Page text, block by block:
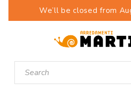
We’ll be closed from